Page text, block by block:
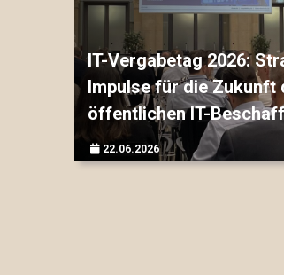
IT-Vergabetag 2026:
Impulse für die Zukunft
öffentlichen IT-
22.06.2026